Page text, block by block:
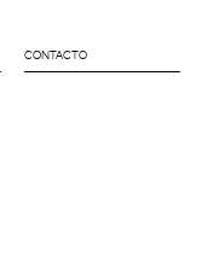
CONTACTO